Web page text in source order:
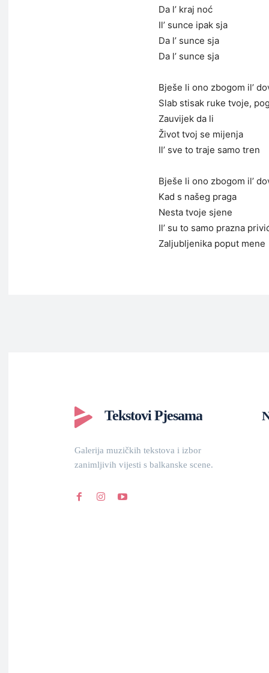
Da l’ kraj noć
Il’ sunce ipak sja
Da l’ sunce sja
Da l’ sunce sja
Bješe li ono zbogom il’
Slab stisak ruke tvoje,
Zauvijek da li
Život tvoj se mijenja
Il’ sve to traje samo tren
Bješe li ono zbogom il’
Kad s našeg praga
Nesta tvoje sjene
Il’ su to samo prazna
Zaljubljenika poput mene
Tekstovi Pjesama
Galerija muzičkih tekstova i izbor
zanimljivih vijesti s balkanske scene.